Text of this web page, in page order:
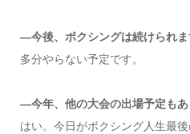
―今後、ボクシングは続けられ
多分やらない予定です。
―今年、他の大会の出場予定も
はい。今日がボクシング人生最後